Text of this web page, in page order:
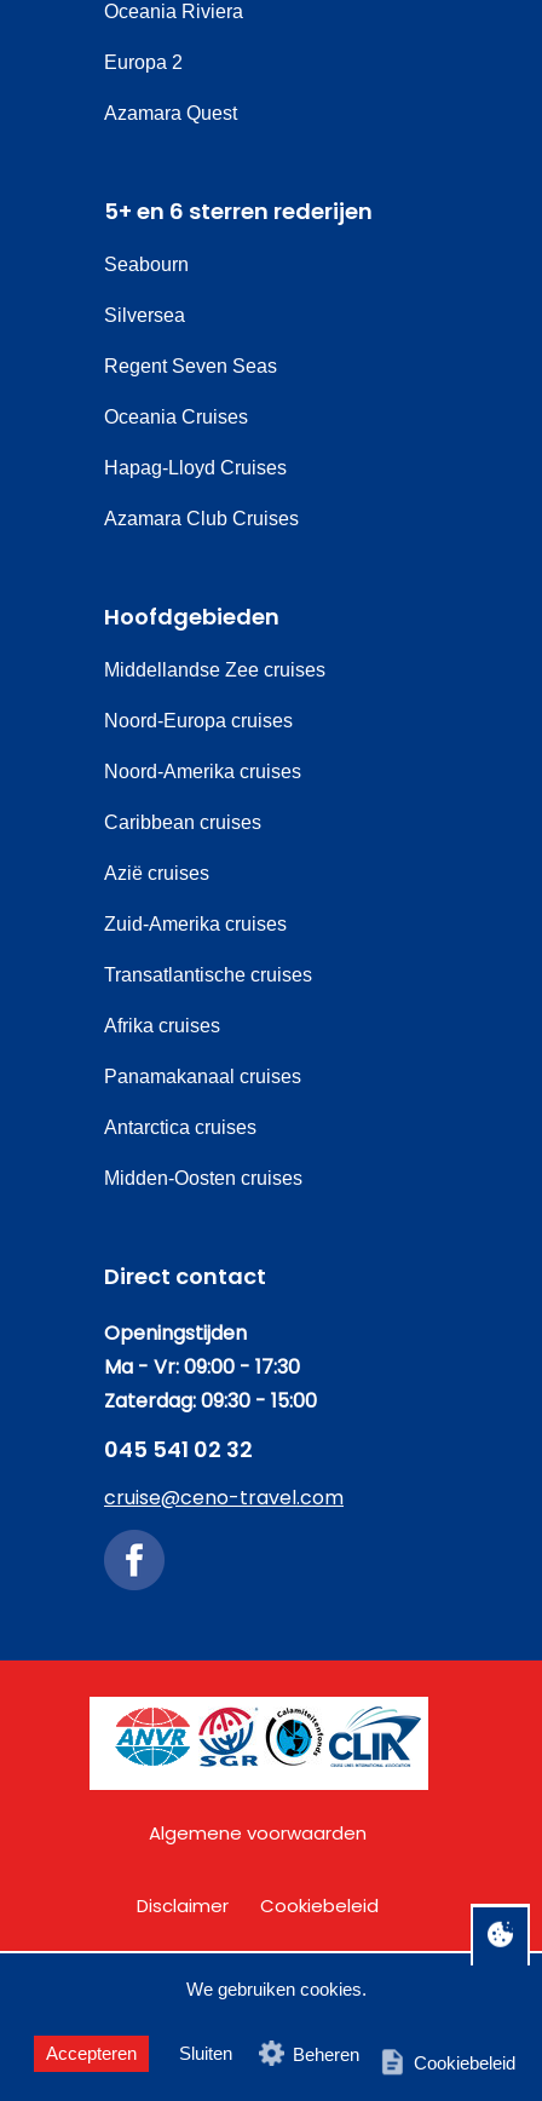
Oceania Riviera
Europa 2
Azamara Quest
5+ en 6 sterren rederijen
Seabourn
Silversea
Regent Seven Seas
Oceania Cruises
Hapag-Lloyd Cruises
Azamara Club Cruises
Hoofdgebieden
Middellandse Zee cruises
Noord-Europa cruises
Noord-Amerika cruises
Caribbean cruises
Azië cruises
Zuid-Amerika cruises
Transatlantische cruises
Afrika cruises
Panamakanaal cruises
Antarctica cruises
Midden-Oosten cruises
Direct contact
Openingstijden
Ma - Vr: 09:00 - 17:30
Zaterdag: 09:30 - 15:00
045 541 02 32
cruise@ceno-travel.com
Algemene voorwaarden
Disclaimer Cookiebeleid
Privacy Over C&O Travel
We gebruiken cookies.
Accepteren Sluiten Beheren Cookiebeleid